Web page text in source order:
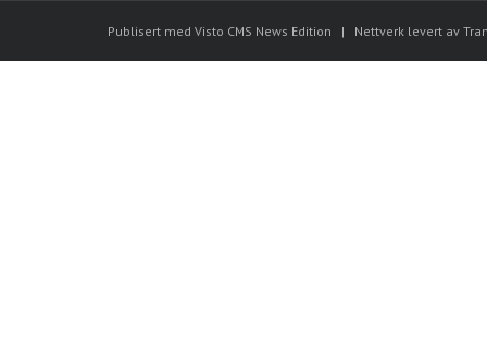
Publisert med Visto CMS News Edition | Nettverk levert av